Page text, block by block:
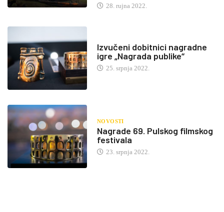
28. rujna 2022.
Izvučeni dobitnici nagradne
igre „Nagrada publike“
25. srpnja 2022.
NOVOSTI
Nagrade 69. Pulskog filmskog
festivala
23. srpnja 2022.